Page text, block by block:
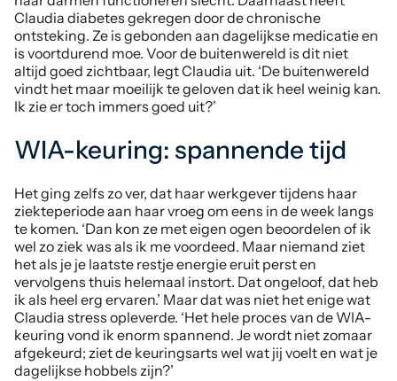
Claudia diabetes gekregen door de chronische
ontsteking. Ze is gebonden aan dagelijkse medicatie en
is voortdurend moe. Voor de buitenwereld is dit niet
altijd goed zichtbaar, legt Claudia uit. ‘De buitenwereld
vindt het maar moeilijk te geloven dat ik heel weinig kan.
Ik zie er toch immers goed uit?’
WIA-keuring: spannende tijd
Het ging zelfs zo ver, dat haar werkgever tijdens haar
ziekteperiode aan haar vroeg om eens in de week langs
te komen. ‘Dan kon ze met eigen ogen beoordelen of ik
wel zo ziek was als ik me voordeed. Maar niemand ziet
het als je je laatste restje energie eruit perst en
vervolgens thuis helemaal instort. Dat ongeloof, dat heb
ik als heel erg ervaren.’ Maar dat was niet het enige wat
Claudia stress opleverde. ‘Het hele proces van de WIA-
keuring vond ik enorm spannend. Je wordt niet zomaar
afgekeurd; ziet de keuringsarts wel wat jij voelt en wat je
dagelijkse hobbels zijn?’